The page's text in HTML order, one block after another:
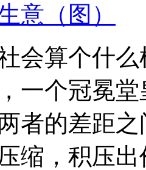
意（图）
会算个什
一个冠冕
者的差距
缩，积压